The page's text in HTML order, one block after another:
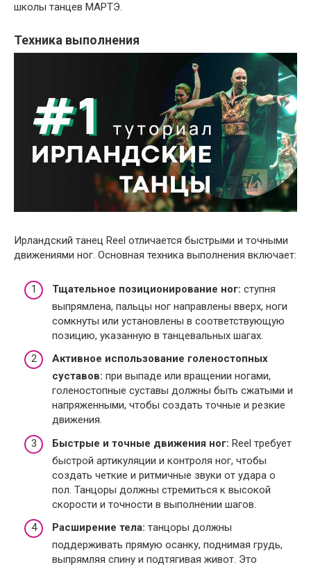
школы танцев МАРТЭ.
Техника выполнения
Ирландский танец Reel отличается быстрыми и точными
движениями ног. Основная техника выполнения включает:
Тщательное позиционирование ног: ступня
выпрямлена, пальцы ног направлены вверх, ноги
сомкнуты или установлены в соответствующую
позицию, указанную в танцевальных шагах.
Активное использование голеностопных
суставов: при выпаде или вращении ногами,
голеностопные суставы должны быть сжатыми и
напряженными, чтобы создать точные и резкие
движения.
Быстрые и точные движения ног: Reel требует
быстрой артикуляции и контроля ног, чтобы
создать четкие и ритмичные звуки от удара о
пол. Танцоры должны стремиться к высокой
скорости и точности в выполнении шагов.
Расширение тела: танцоры должны
поддерживать прямую осанку, поднимая грудь,
выпрямляя спину и подтягивая живот. Это